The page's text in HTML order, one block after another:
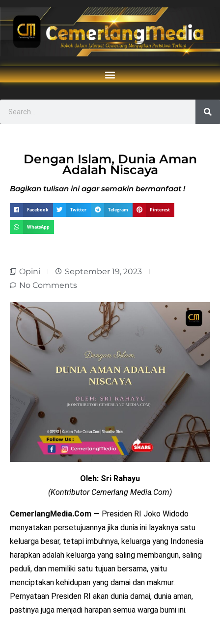
Dengan Islam, Dunia Aman
Adalah Niscaya
Bagikan tulisan ini agar semakin bermanfaat !
Facebook Twitter Telegram Pinterest
WhatsApp
Opini
September 19, 2023
No Comments
Oleh: Sri Rahayu
(Kontributor Cemerlang Media.Com)
CemerlangMedia.Com — Presiden RI Joko Widodo
menyatakan persetujuannya jika dunia ini layaknya satu
keluarga besar, tetapi imbuhnya, keluarga yang Indonesia
harapkan adalah keluarga yang saling membangun, saling
peduli, dan memiliki satu tujuan bersama, yaitu
menciptakan kehidupan yang damai dan makmur.
Pernyataan Presiden RI akan dunia damai, dunia aman,
pastinya juga menjadi harapan semua warga bumi ini.